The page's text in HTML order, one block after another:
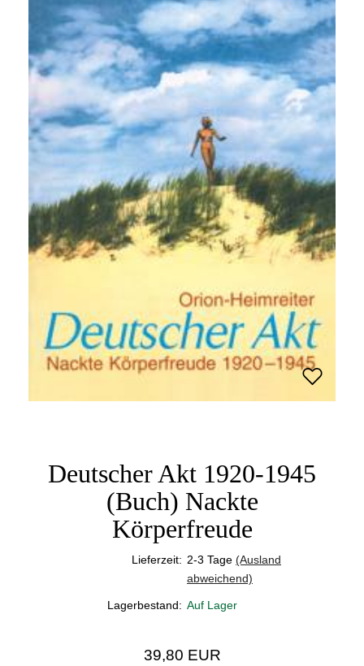
Deutscher Akt 1920-1945
(Buch) Nackte
Körperfreude
Lieferzeit: 2-3 Tage (Ausland
abweichend)
Lagerbestand: Auf Lager
39,80 EUR